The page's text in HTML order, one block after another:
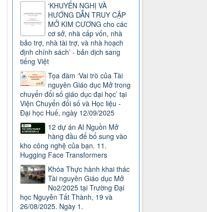
‘KHUYẾN NGHỊ VÀ
HƯỚNG DẪN TRUY CẬP
MỞ KIM CƯƠNG cho các
cơ sở, nhà cấp vốn, nhà
bảo trợ, nhà tài trợ, và nhà hoạch
định chính sách’ - bản dịch sang
tiếng Việt
Tọa đàm ‘Vai trò của Tài
nguyên Giáo dục Mở trong
chuyển đổi số giáo dục đại học’ tại
Viện Chuyển đổi số và Học liệu -
Đại học Huế, ngày 12/09/2025
12 dự án AI Nguồn Mở
hàng đầu để bổ sung vào
kho công nghệ của bạn. 11.
Hugging Face Transformers
Khóa Thực hành khai thác
Tài nguyên Giáo dục Mở
No2/2025 tại Trường Đại
học Nguyễn Tất Thành, 19 và
26/08/2025. Ngày 1.